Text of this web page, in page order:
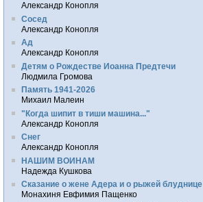
Александр Конопля
Сосед
Александр Конопля
Ад
Александр Конопля
Детям о Рождестве Иоанна Предтечи
Людмила Громова
Память 1941-2026
Михаил Малеин
"Когда шипит в тиши машина..."
Александр Конопля
Снег
Александр Конопля
НАШИМ ВОИНАМ
Надежда Кушкова
Сказание о жене Адера и о рыжей блуднице
Монахиня Евфимия Пащенко